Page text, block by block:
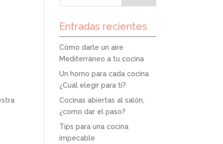
Entradas recientes
Cómo darle un aire
Mediterráneo a tu cocina
Un horno para cada cocina
¿Cuál elegir para ti?
Cocinas abiertas al salón,
¿como dar el paso?
Tips para una cocina
impecable